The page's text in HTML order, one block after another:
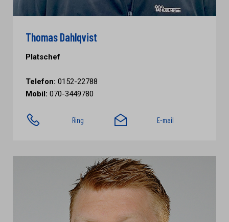
Thomas Dahlqvist
Platschef
Telefon: 0152-22788
Mobil: 070-3449780
Ring E-mail